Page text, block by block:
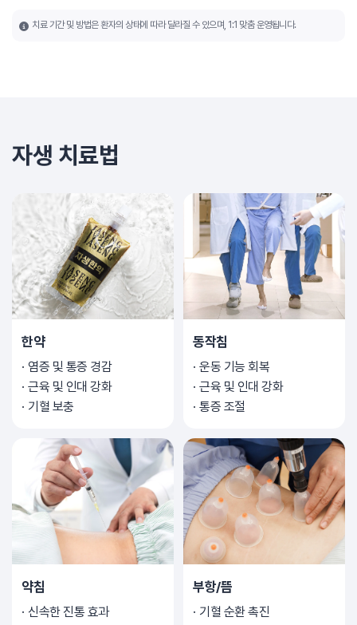
치료 기간 및 방법은 환자의 상태에 따라 달라질 수 있으며, 1:1 맞춤 운영됩니다.
자생 치료법
한약
염증 및 통증 경감
근육 및 인대 강화
기혈 보충
동작침
운동 기능 회복
근육 및 인대 강화
통증 조절
약침
신속한 진통 효과
부항/뜸
기혈 순환 촉진